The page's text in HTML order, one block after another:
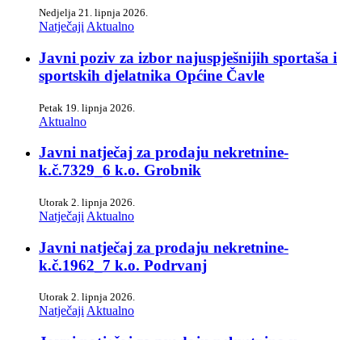
Nedjelja 21. lipnja 2026.
Natječaji Aktualno
Javni poziv za izbor najuspješnijih sportaša i
sportskih djelatnika Općine Čavle
Petak 19. lipnja 2026.
Aktualno
Javni natječaj za prodaju nekretnine-
k.č.7329_6 k.o. Grobnik
Utorak 2. lipnja 2026.
Natječaji Aktualno
Javni natječaj za prodaju nekretnine-
k.č.1962_7 k.o. Podrvanj
Utorak 2. lipnja 2026.
NatječajiAktualno